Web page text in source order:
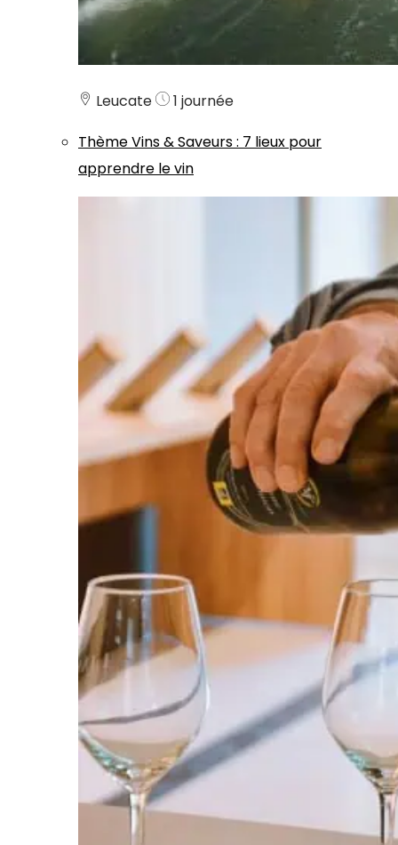
Leucate
1 journée
ThèmeVins & Saveurs: 7 lieux pour
apprendre le vin